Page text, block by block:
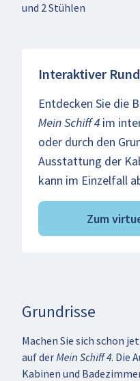
und 2 Stühlen
Interaktiver
Entdecken Sie die
Mein Schiff 4 im
oder durch den
Ausstattung der
kann im Einzelfall
Zum
Grundrisse
Machen Sie sich schon
auf der Mein Schiff 4.
Kabinen und